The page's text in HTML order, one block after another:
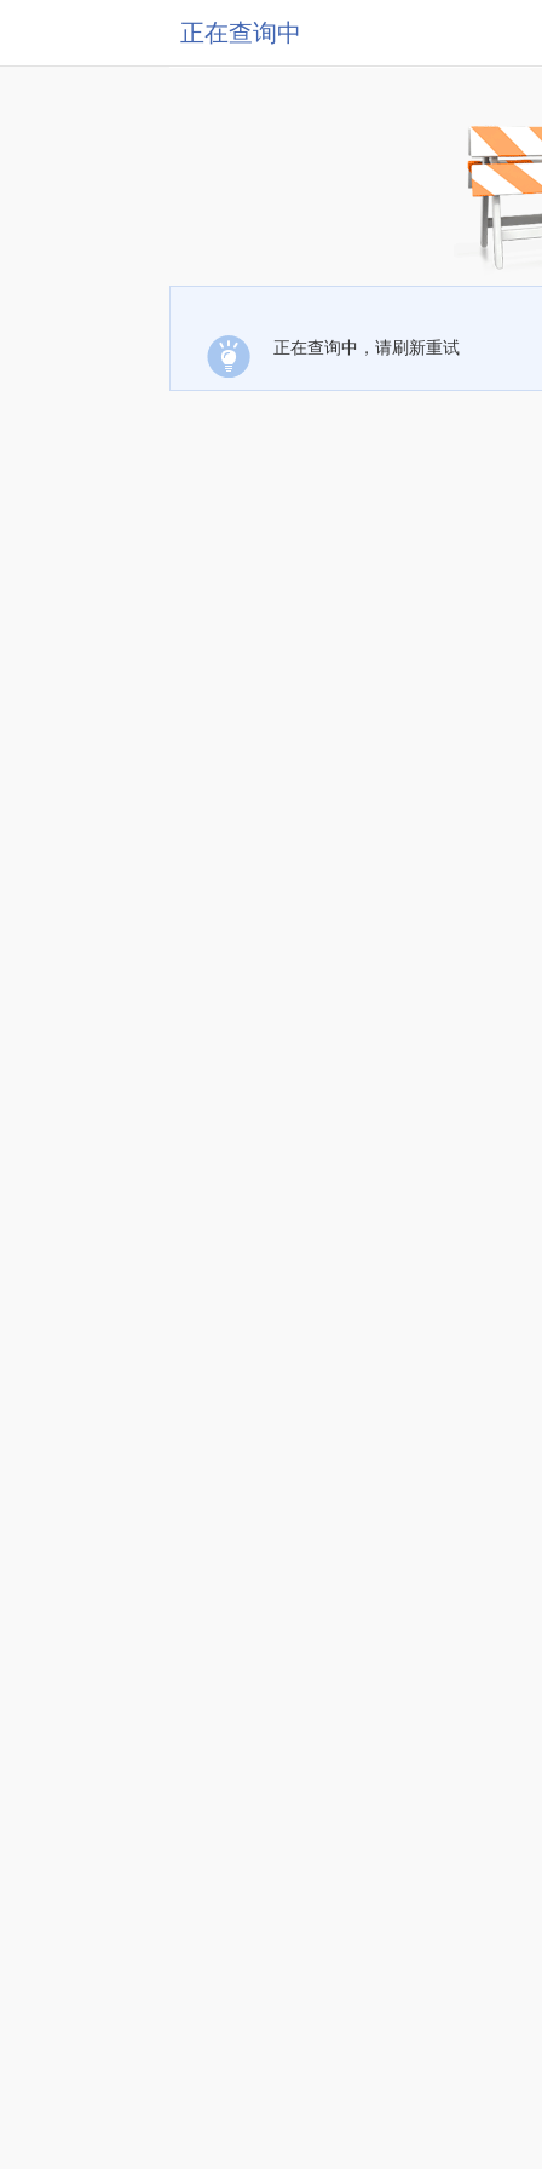
正在查询中
正在查询中，请刷新重试